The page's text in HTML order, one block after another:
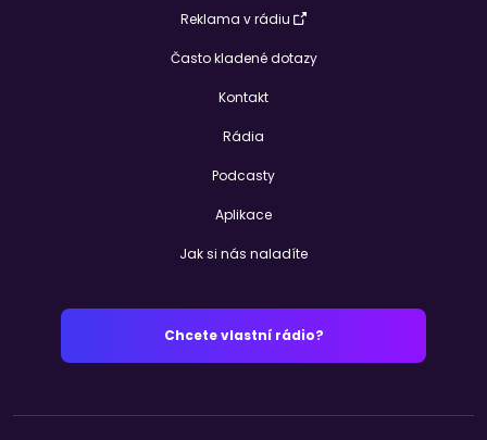
Reklama v rádiu
Často kladené dotazy
Kontakt
Rádia
Podcasty
Aplikace
Jak si nás naladíte
Chcete vlastní rádio?